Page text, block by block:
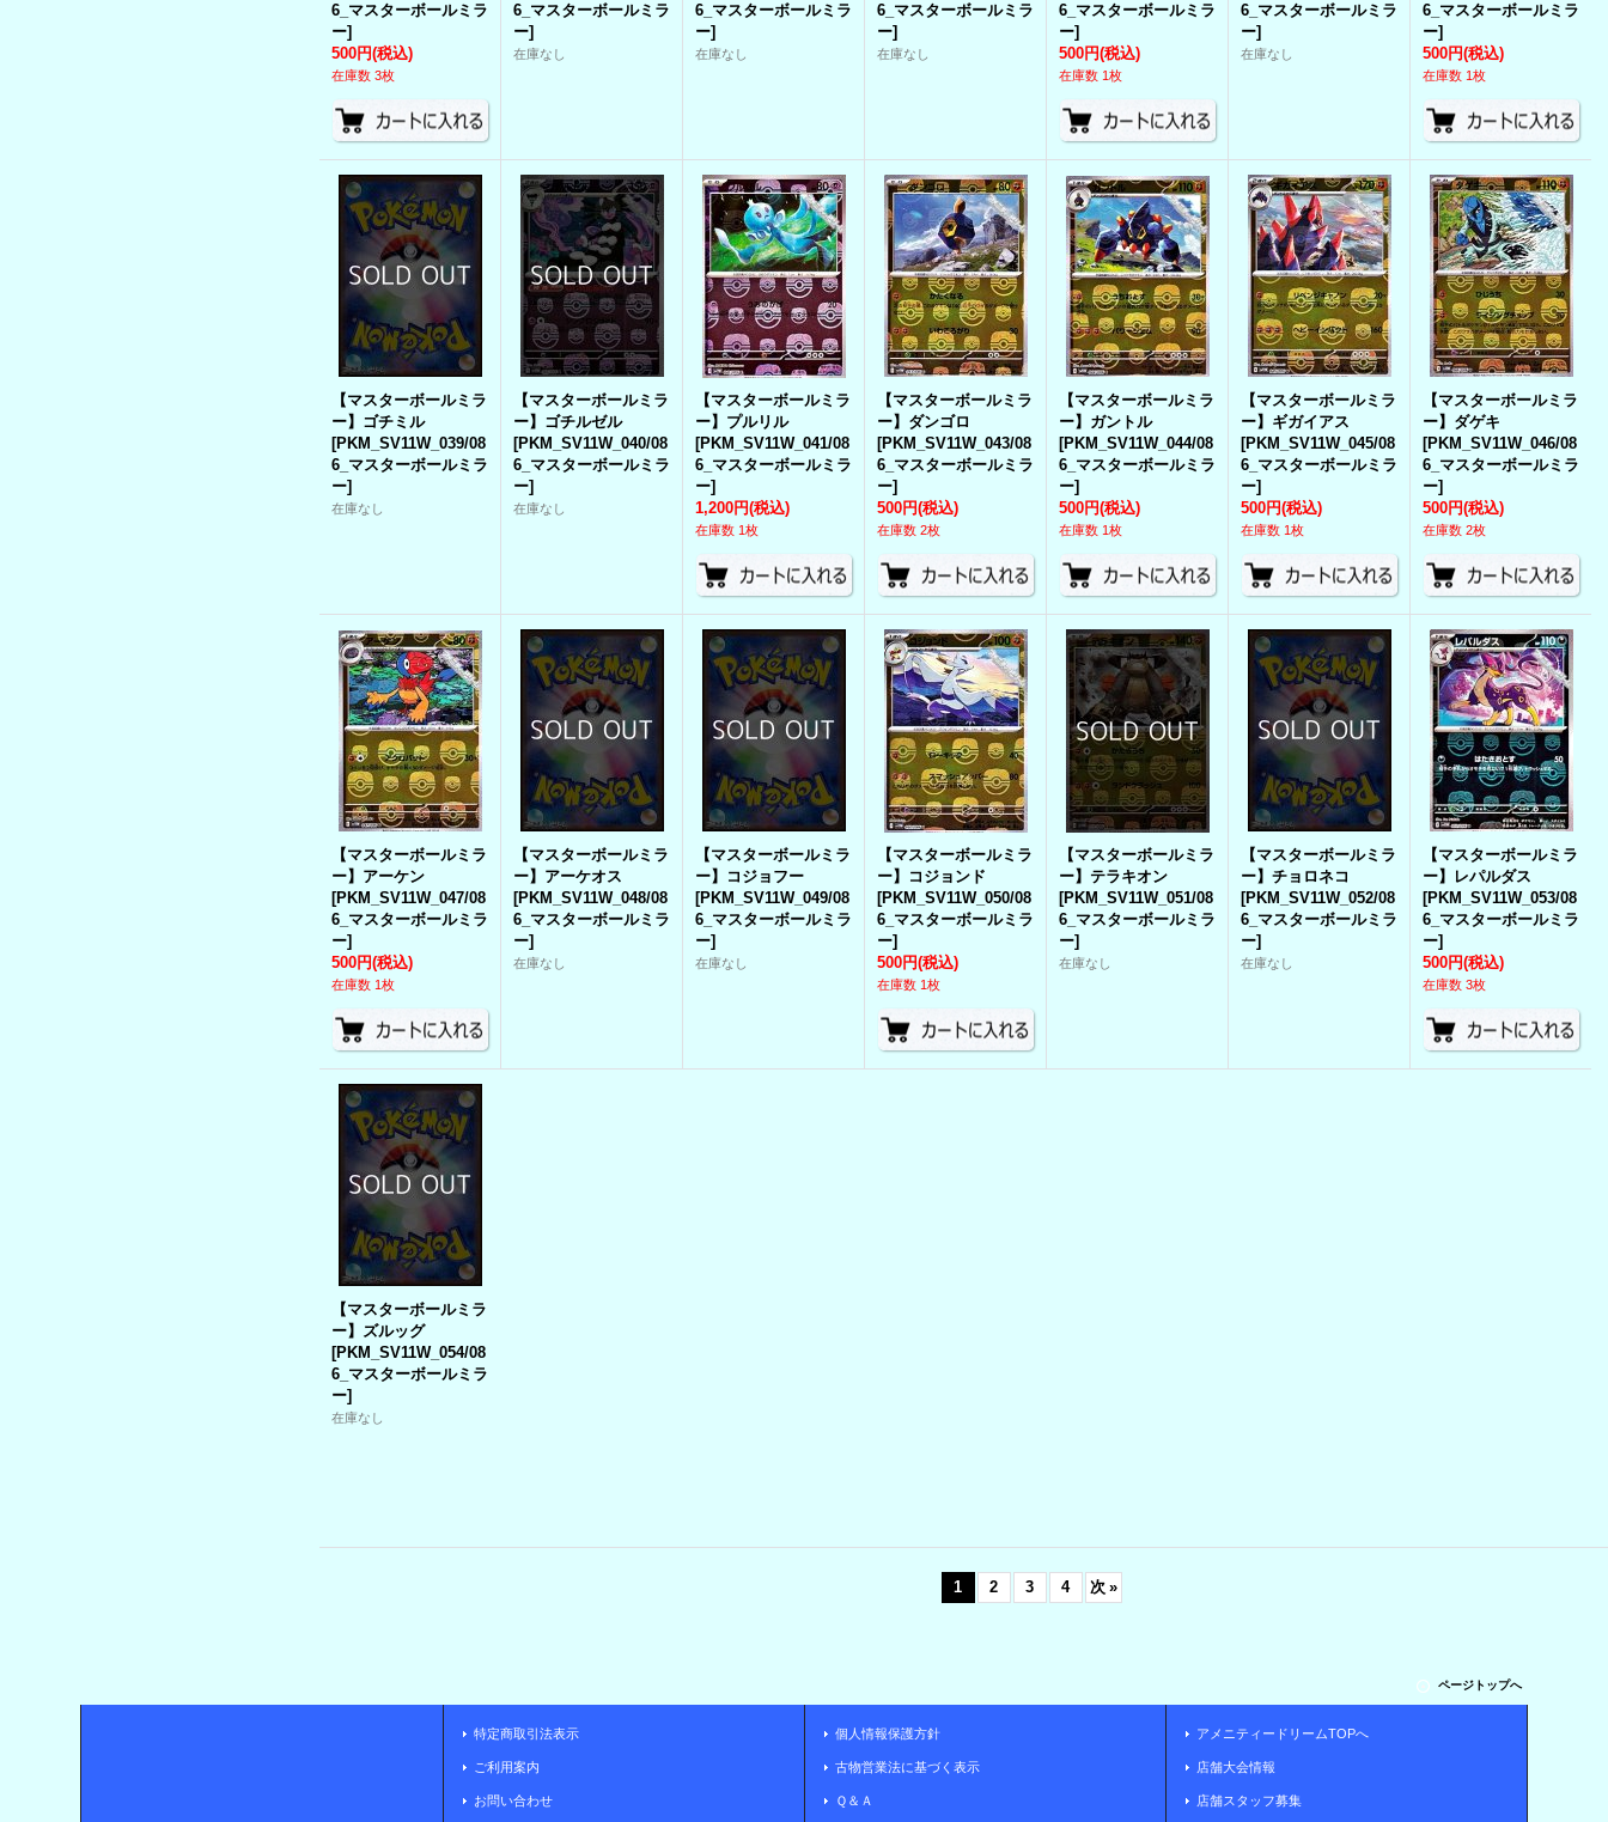
6_マスターボールミラ
ー]
500円(税込)
在庫数 3枚
6_マスターボールミラ
ー]
在庫なし
6_マスターボールミラ
ー]
在庫なし
6_マスターボールミラ
ー]
在庫なし
6_マスターボールミラ
ー]
500円(税込)
在庫数 1枚
6_マスターボールミラ
ー]
在庫なし
6_マスターボールミラ
ー]
500円(税込)
在庫数 1枚
【マスターボールミラ
ー】ゴチミル
[PKM_SV11W_039/08
6_マスターボールミラ
ー]
在庫なし
【マスターボールミラ
ー】ゴチルゼル
[PKM_SV11W_040/08
6_マスターボールミラ
ー]
在庫なし
【マスターボールミラ
ー】プルリル
[PKM_SV11W_041/08
6_マスターボールミラ
ー]
1,200円(税込)
在庫数 1枚
【マスターボールミラ
ー】ダンゴロ
[PKM_SV11W_043/08
6_マスターボールミラ
ー]
500円(税込)
在庫数 2枚
【マスターボールミラ
ー】ガントル
[PKM_SV11W_044/08
6_マスターボールミラ
ー]
500円(税込)
在庫数 1枚
【マスターボールミラ
ー】ギガイアス
[PKM_SV11W_045/08
6_マスターボールミラ
ー]
500円(税込)
在庫数 1枚
【マスターボールミラ
ー】ダゲキ
[PKM_SV11W_046/08
6_マスターボールミラ
ー]
500円(税込)
在庫数 2枚
【マスターボールミラ
ー】アーケン
[PKM_SV11W_047/08
6_マスターボールミラ
ー]
500円(税込)
在庫数 1枚
【マスターボールミラ
ー】アーケオス
[PKM_SV11W_048/08
6_マスターボールミラ
ー]
在庫なし
【マスターボールミラ
ー】コジョフー
[PKM_SV11W_049/08
6_マスターボールミラ
ー]
在庫なし
【マスターボールミラ
ー】コジョンド
[PKM_SV11W_050/08
6_マスターボールミラ
ー]
500円(税込)
在庫数 1枚
【マスターボールミラ
ー】テラキオン
[PKM_SV11W_051/08
6_マスターボールミラ
ー]
在庫なし
【マスターボールミラ
ー】チョロネコ
[PKM_SV11W_052/08
6_マスターボールミラ
ー]
在庫なし
【マスターボールミラ
ー】レパルダス
[PKM_SV11W_053/08
6_マスターボールミラ
ー]
500円(税込)
在庫数 3枚
【マスターボールミラ
ー】ズルッグ
[PKM_SV11W_054/08
6_マスターボールミラ
ー]
在庫なし
1 2 3 4 次 »
ページトップへ
特定商取引法表示
ご利用案内
お問い合わせ
個人情報保護方針
古物営業法に基づく表示
Ｑ＆Ａ
アメニティードリームTOPへ
店舗大会情報
店舗スタッフ募集